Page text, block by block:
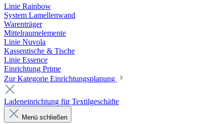
Linie Rainbow
System Lamellenwand
Warenträger
Mittelraumelemente
Linie Nuvola
Kassentische & Tische
Linie Essence
Einrichtung Prime
Zur Kategorie Einrichtungsplanung
Ladeneinrichtung für Textilgeschäfte
Menü schließen